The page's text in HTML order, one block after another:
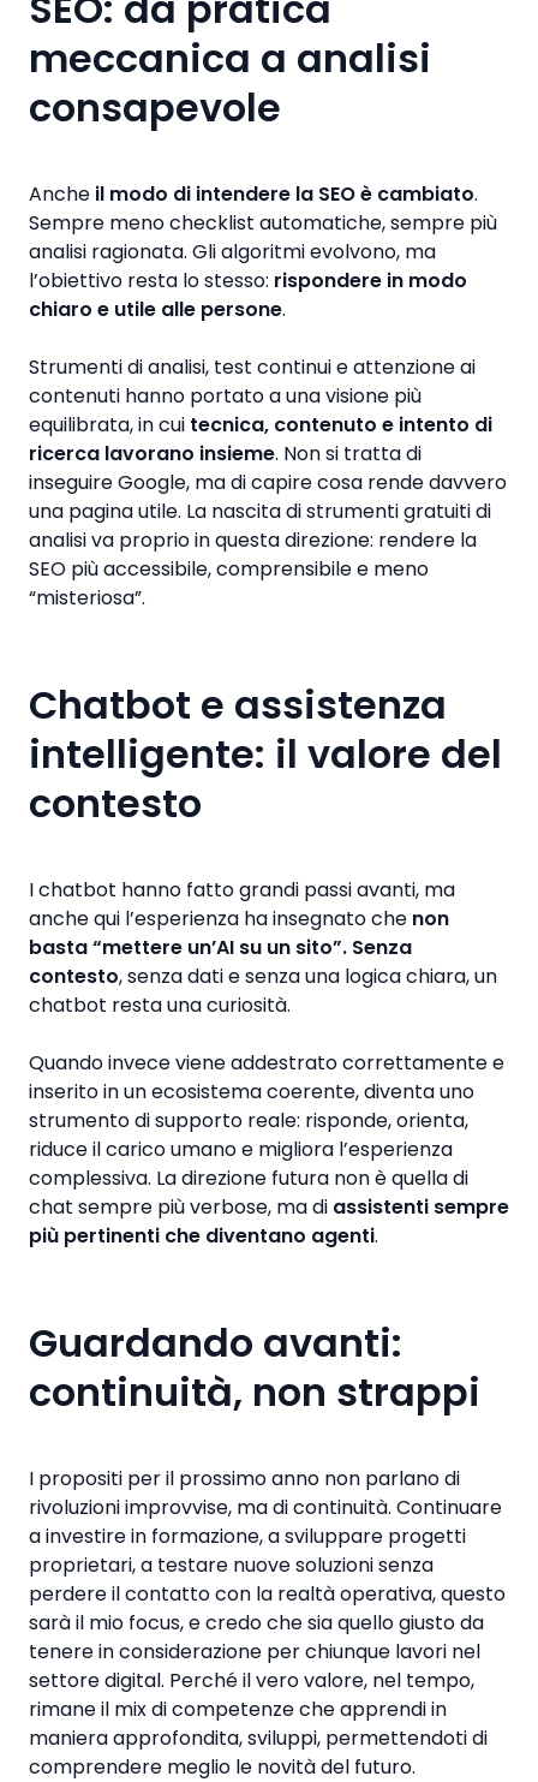
meccanica a analisi
consapevole
Anche il modo di intendere la SEO è cambiato.
Sempre meno checklist automatiche, sempre più
analisi ragionata. Gli algoritmi evolvono, ma
l’obiettivo resta lo stesso: rispondere in modo
chiaro e utile alle persone.
Strumenti di analisi, test continui e attenzione ai
contenuti hanno portato a una visione più
equilibrata, in cui tecnica, contenuto e intento di
ricerca lavorano insieme. Non si tratta di
inseguire Google, ma di capire cosa rende davvero
una pagina utile. La nascita di strumenti gratuiti di
analisi va proprio in questa direzione: rendere la
SEO più accessibile, comprensibile e meno
“misteriosa”.
Chatbot e assistenza
intelligente: il valore del
contesto
I chatbot hanno fatto grandi passi avanti, ma
anche qui l’esperienza ha insegnato che non
basta “mettere un’AI su un sito”. Senza
contesto, senza dati e senza una logica chiara, un
chatbot resta una curiosità.
Quando invece viene addestrato correttamente e
inserito in un ecosistema coerente, diventa uno
strumento di supporto reale: risponde, orienta,
riduce il carico umano e migliora l’esperienza
complessiva. La direzione futura non è quella di
chat sempre più verbose, ma di assistenti sempre
più pertinenti che diventano agenti.
Guardando avanti:
continuità, non strappi
I propositi per il prossimo anno non parlano di
rivoluzioni improvvise, ma di continuità. Continuare
a investire in formazione, a sviluppare progetti
proprietari, a testare nuove soluzioni senza
perdere il contatto con la realtà operativa, questo
sarà il mio focus, e credo che sia quello giusto da
tenere in considerazione per chiunque lavori nel
settore digital. Perché il vero valore, nel tempo,
rimane il mix di competenze che apprendi in
maniera approfondita, sviluppi, permettendoti di
comprendere meglio le novità del futuro.